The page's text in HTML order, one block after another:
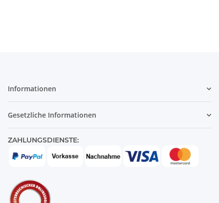
Informationen
Gesetzliche Informationen
ZAHLUNGSDIENSTE: